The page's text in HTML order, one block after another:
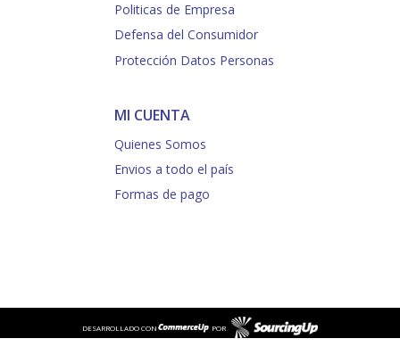
Politicas de Empresa
Defensa del Consumidor
Protección Datos Personas
MI CUENTA
Quienes Somos
Envios a todo el país
Formas de pago
DESARROLLADO CON POR